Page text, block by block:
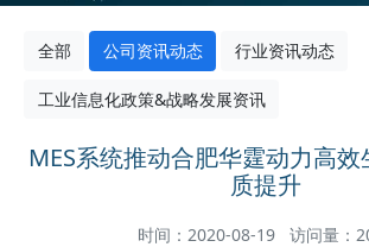
全部 公司资讯动态 行业资讯动态
工业信息化政策&战略发展资讯
MES系统推动合肥华霆动力高
质提升
时间：2020-08-19 访问量：